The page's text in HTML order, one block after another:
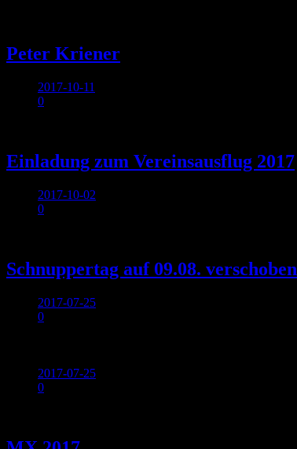
Peter Kriener
2017-10-11
0
Einladung zum Vereinsausflug 2017
2017-10-02
0
Schnuppertag auf 09.08. verschoben
2017-07-25
0
2017-07-25
0